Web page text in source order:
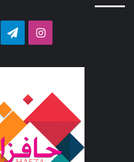
اینستاگرام